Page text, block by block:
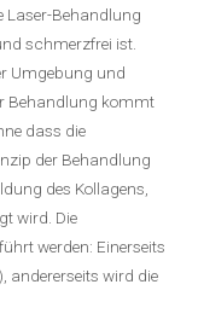
Laser-Behandlung
schmerzfrei ist.
Umgebung und
Behandlung kommt
dass die
der Behandlung
des Kollagens,
wird. Die
werden: Einerseits
andererseits wird die